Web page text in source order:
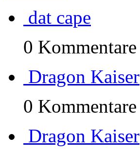
dat cape
0 Kommentare
Dragon Kaiser
0 Kommentare
Dragon Kaiser